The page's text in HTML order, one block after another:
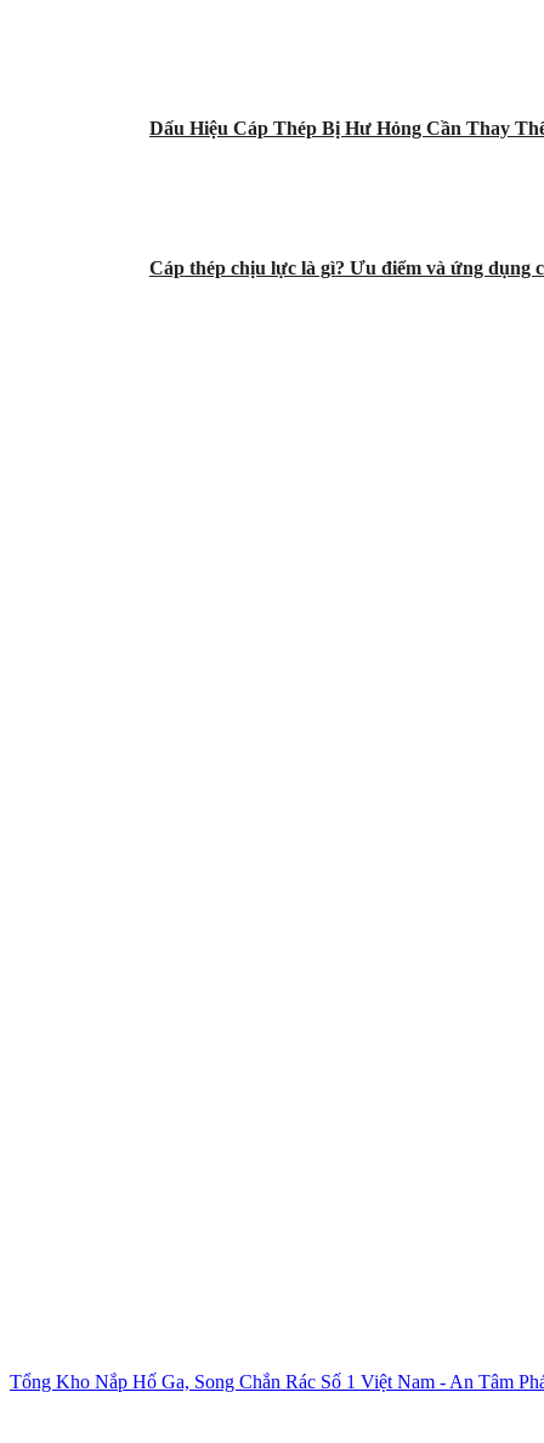
Dấu Hiệu Cáp Thép Bị Hư Hỏng Cần Thay
Cáp thép chịu lực là gì? Ưu điểm và ứng dụng
Tổng Kho Nắp Hố Ga, Song Chắn Rác Số 1 Việt Nam - An Tâm